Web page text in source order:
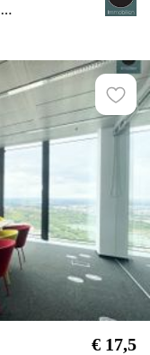
€ 17,5